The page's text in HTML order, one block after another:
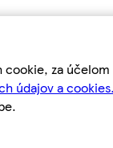
za
údajov a cookies.